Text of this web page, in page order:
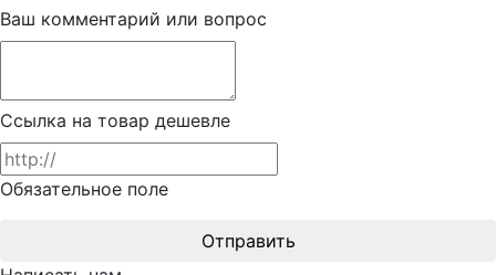
Ваш комментарий или вопрос
Ссылка на товар дешевле
Обязательное поле
Отправить